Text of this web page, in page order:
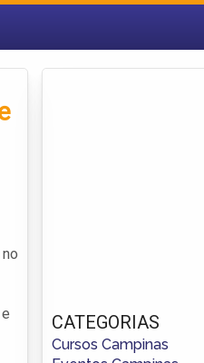
CATEGORIAS
Cursos Campinas